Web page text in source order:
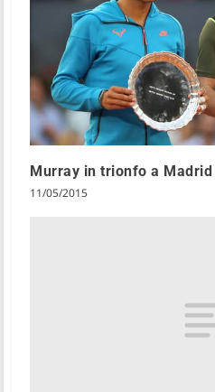
Murray in trionfo a Madrid
11/05/2015